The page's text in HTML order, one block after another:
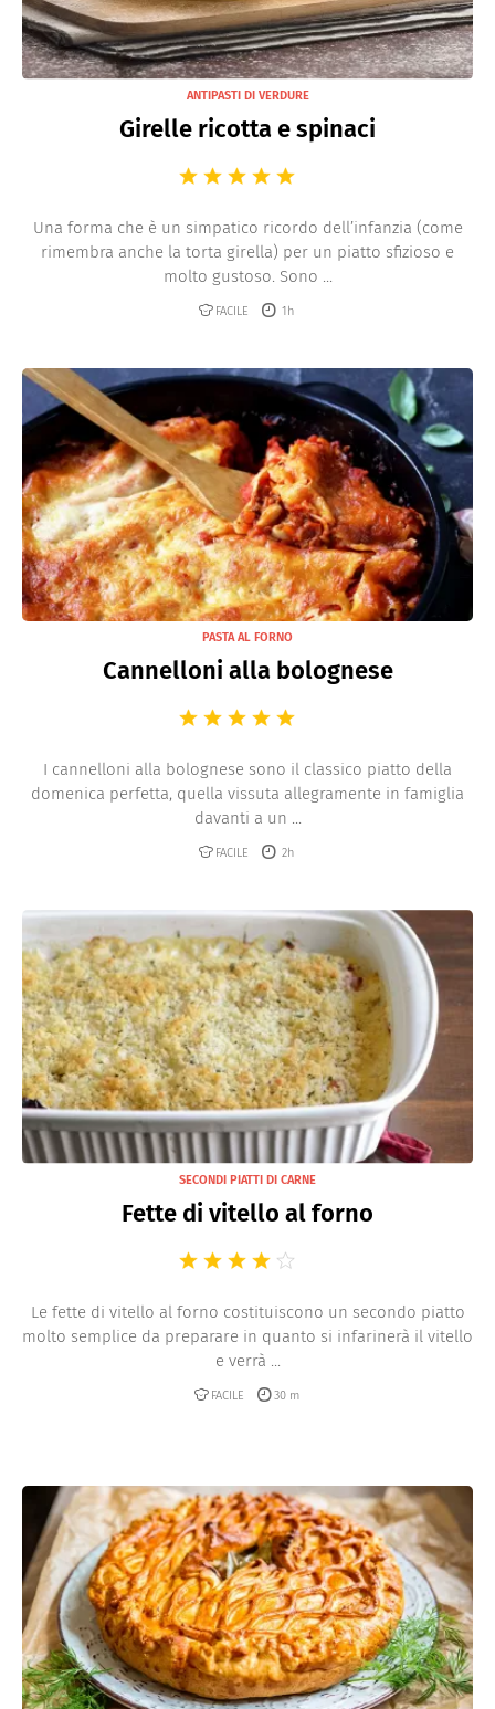
ANTIPASTI DI VERDURE
Girelle ricotta e spinaci
Una forma che è un simpatico ricordo dell’infanzia (come
rimembra anche la torta girella) per un piatto sfizioso e
molto gustoso. Sono ...
FACILE 1h
PASTA AL FORNO
Cannelloni alla bolognese
I cannelloni alla bolognese sono il classico piatto della
domenica perfetta, quella vissuta allegramente in famiglia
davanti a un ...
FACILE 2h
SECONDI PIATTI DI CARNE
Fette di vitello al forno
Le fette di vitello al forno costituiscono un secondo piatto
molto semplice da preparare in quanto si infarinerà il vitello
e verrà ...
FACILE 30 m